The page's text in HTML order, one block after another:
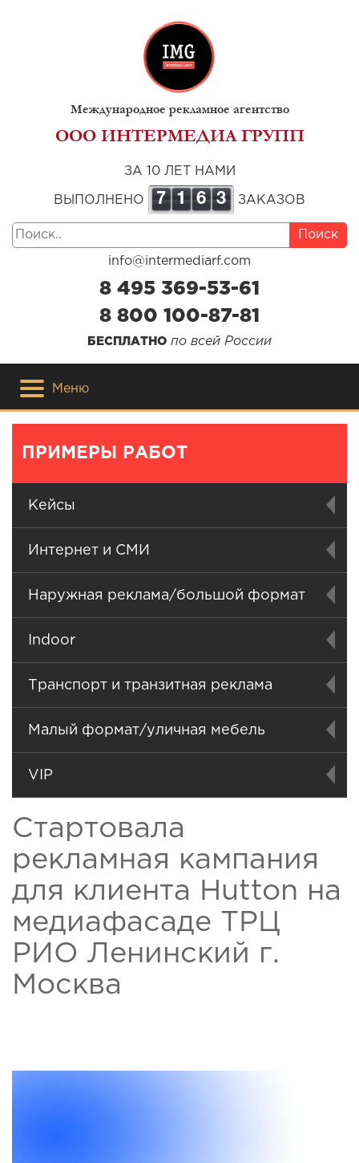
Международное рекламное агентство
ООО ИНТЕРМЕДИА ГРУПП
ЗА 10 ЛЕТ НАМИ
ВЫПОЛНЕНО 7 1 6 3 ЗАКАЗОВ
Поиск
info@intermediarf.com
8 495 369-53-61
8 800 100-87-81
БЕСПЛАТНО по всей России
Меню
ПРИМЕРЫ РАБОТ
Кейсы
Интернет и СМИ
Наружная реклама/большой формат
Indoor
Транспорт и транзитная реклама
Малый формат/уличная мебель
VIP
Стартовала
рекламная кампания
для клиента Hutton на
медиафасаде ТРЦ
РИО Ленинский г.
Москва